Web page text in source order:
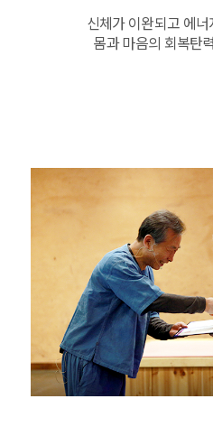
신체가 이완되고 에
몸과 마음의 회복탄